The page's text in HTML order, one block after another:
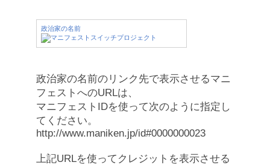
政治家の名前
政治家の名前のリンク先で表示させるマニ
フェストへのURLは、
マニフェストIDを使って次のように指定し
てください。
http://www.maniken.jp/id#0000000023
上記URLを使ってクレジットを表示させる